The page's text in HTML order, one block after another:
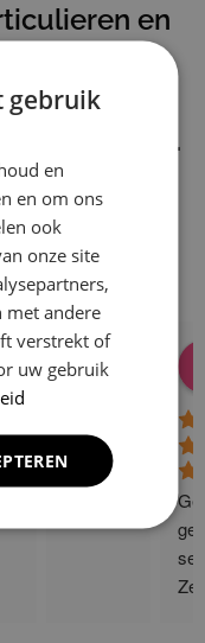
en
uitvoeren
laten wij
achter.
Lisa Vlok
06:41 08 Oct 24 10:58 31
ge
gebruik
en
en om ons
ook
onze site
met andere
verstrekt of
uw gebruik